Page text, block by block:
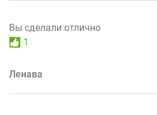
Вы сделали отлично
1
Ленава